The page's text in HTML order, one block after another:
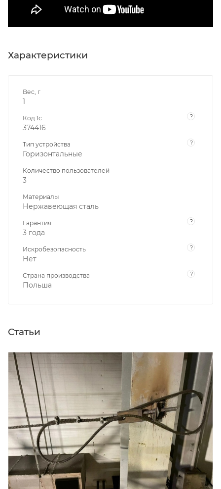
Характеристики
Вес, г
1
Код 1с ?
374416
Тип устройства ?
Горизонтальные
Количество пользователей
3
Материалы
Нержавеющая сталь
Гарантия ?
3 года
Искробезопасность ?
Нет
Страна производства ?
Польша
Статьи